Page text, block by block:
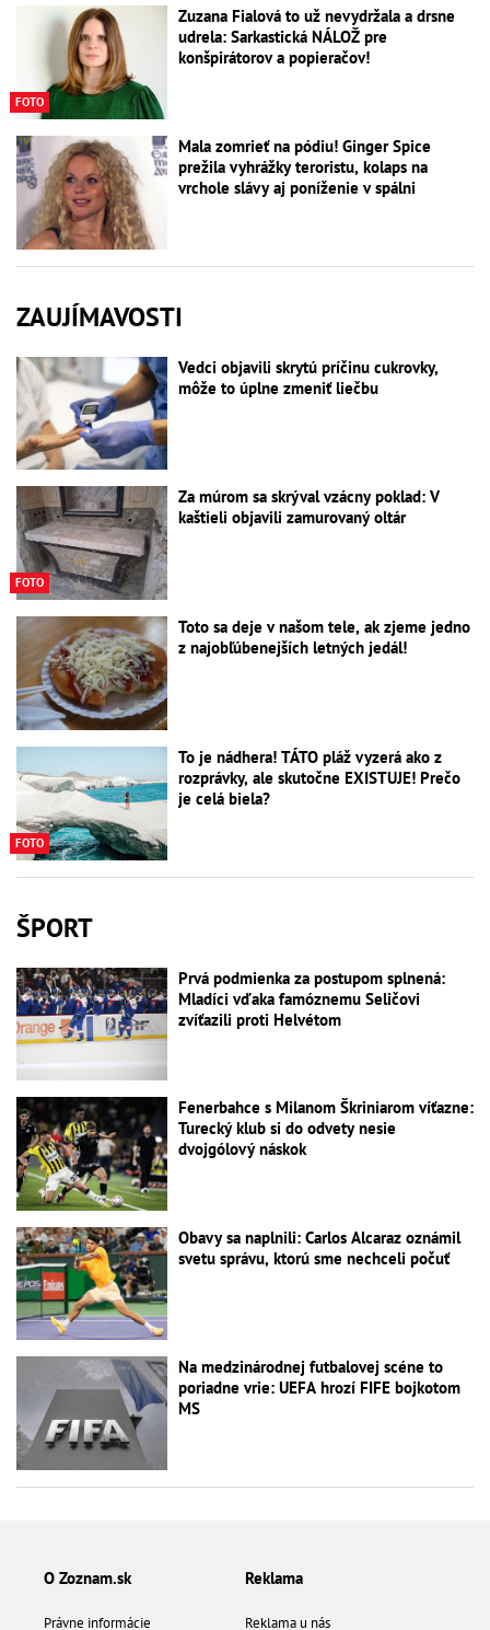
FOTO
Zuzana Fialová to už nevydržala a drsne
udrela: Sarkastická NÁLOŽ pre
konšpirátorov a popieračov!
Mala zomrieť na pódiu! Ginger Spice
prežila vyhrážky teroristu, kolaps na
vrchole slávy aj poníženie v spálni
ZAUJÍMAVOSTI
Vedci objavili skrytú príčinu cukrovky,
môže to úplne zmeniť liečbu
FOTO
Za múrom sa skrýval vzácny poklad: V
kaštieli objavili zamurovaný oltár
Toto sa deje v našom tele, ak zjeme jedno
z najobľúbenejších letných jedál!
FOTO
To je nádhera! TÁTO pláž vyzerá ako z
rozprávky, ale skutočne EXISTUJE! Prečo
je celá biela?
ŠPORT
Prvá podmienka za postupom splnená:
Mladíci vďaka famóznemu Seličovi
zvíťazili proti Helvétom
Fenerbahce s Milanom Škriniarom víťazne:
Turecký klub si do odvety nesie
dvojgólový náskok
Obavy sa naplnili: Carlos Alcaraz oznámil
svetu správu, ktorú sme nechceli počuť
Na medzinárodnej futbalovej scéne to
poriadne vrie: UEFA hrozí FIFE bojkotom
MS
O Zoznam.sk
Právne informácie
Reklama
Reklama u nás